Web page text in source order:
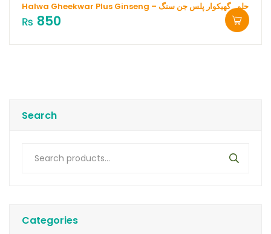
Halwa Gheekwar Plus Ginseng – حلوہ گھیکوار پلس جن سنگ
₨ 850
Search
Categories